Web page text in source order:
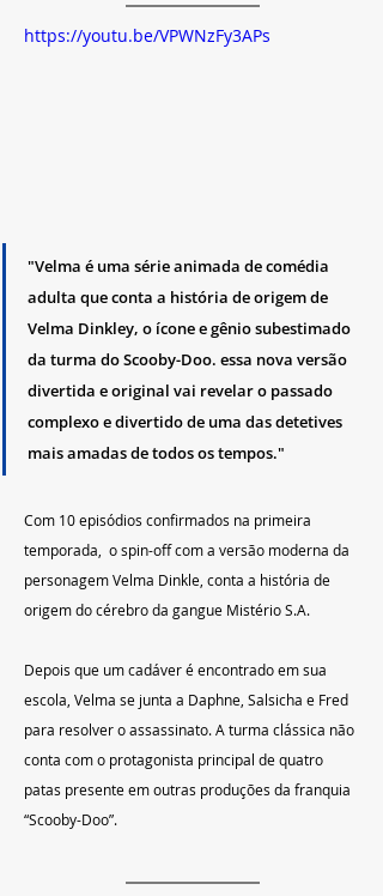
https://youtu.be/VPWNzFy3APs
"Velma é uma série animada de comédia
adulta que conta a história de origem de
Velma Dinkley, o ícone e gênio subestimado
da turma do Scooby-Doo. essa nova versão
divertida e original vai revelar o passado
complexo e divertido de uma das detetives
mais amadas de todos os tempos."
Com 10 episódios confirmados na primeira
temporada,  o spin-off com a versão moderna da
personagem Velma Dinkle, conta a história de
origem do cérebro da gangue Mistério S.A.
Depois que um cadáver é encontrado em sua
escola, Velma se junta a Daphne, Salsicha e Fred
para resolver o assassinato. A turma clássica não
conta com o protagonista principal de quatro
patas presente em outras produções da franquia
“Scooby-Doo”.